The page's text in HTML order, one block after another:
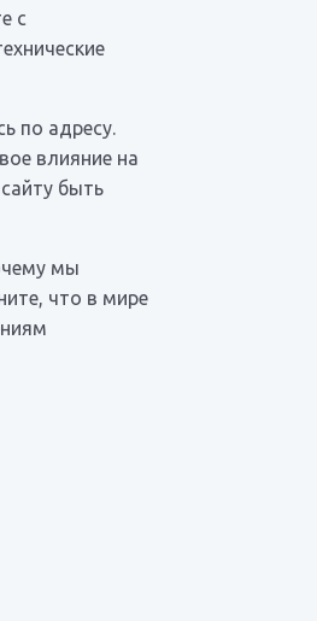
с
по адресу.
влияние на
быть
мы
что в мире